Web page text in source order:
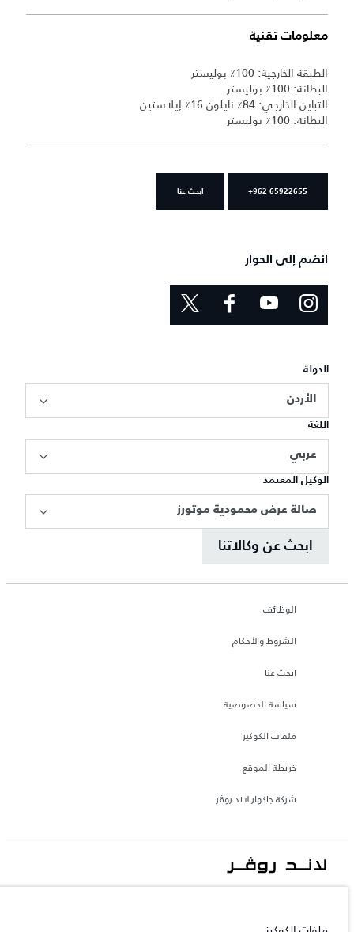
معلومات تقنية
الطبقة الخارجية: 100٪ بوليستر
البطانة: 100٪ بوليستر
التباين الخارجي: 84٪ نايلون 16٪ إيلاستين
البطانة: 100٪ بوليستر
+962 65922655 ابحث عنا
انضم إلى الحوار
الدولة
الأردن
اللغة
عربي
الوكيل المعتمد
صالة عرض محمودية موتورز
ابحث عن وكالاتنا
الوظائف
الشروط والأحكام
ابحث عنا
سياسة الخصوصية
ملفات الكوكيز
خريطة الموقع
شركة جاكوار لاند روڤر